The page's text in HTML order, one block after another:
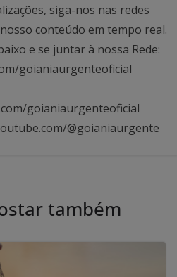
siga-nos nas redes
conteúdo em tempo real.
e se juntar à nossa Rede:
goianiaurgenteoficial
goianiaurgenteoficial
@goianiaurgente
também